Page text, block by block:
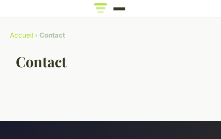
Accueil › Contact
Contact